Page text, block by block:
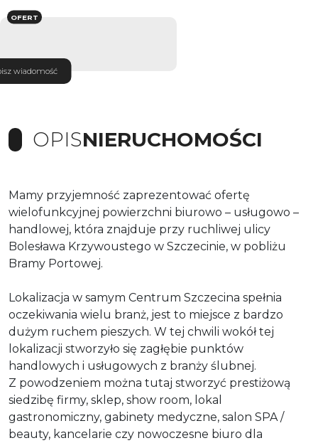
wiadomość
OFERT
OPISNIERUCHOMOŚCI
Mamy przyjemność zaprezentować ofertę
wielofunkcyjnej powierzchni biurowo – usługowo –
handlowej, która znajduje przy ruchliwej ulicy
Bolesława Krzywoustego w Szczecinie, w pobliżu
Bramy Portowej.
Lokalizacja w samym Centrum Szczecina spełnia
oczekiwania wielu branż, jest to miejsce z bardzo
dużym ruchem pieszych. W tej chwili wokół tej
lokalizacji stworzyło się zagłębie punktów
handlowych i usługowych z branży ślubnej.
Z powodzeniem można tutaj stworzyć prestiżową
siedzibę firmy, sklep, show room, lokal
gastronomiczny, gabinety medyczne, salon SPA /
beauty, kancelarie czy nowoczesne biuro dla